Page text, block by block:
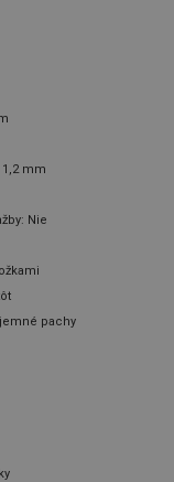
mm
Nie
pachy